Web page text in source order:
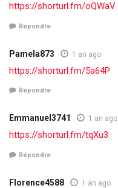
https://shorturl.fm/oQWaV
Répondre
Pamela873 1 an ago
https://shorturl.fm/5a64P
Répondre
Emmanuel3741 1 an ago
https://shorturl.fm/tqXu3
Répondre
Florence4588 1 an ago